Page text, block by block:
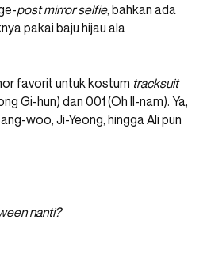
post mirror selfie, bahkan ada
pakai baju hijau ala
favorit untuk kostum tracksuit
Gi-hun) dan 001 (Oh Il-nam). Ya,
woo, Ji-Yeong, hingga Ali pun
nanti?